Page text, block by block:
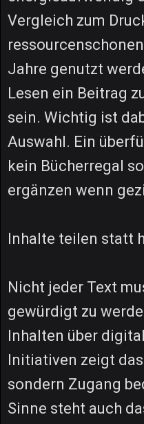
Vergleich zum
Jahre genutzt
Lesen ein Beitrag
sein. Wichtig ist
Auswahl. Ein
kein Bücherregal
ergänzen wenn
Inhalte teilen statt
Nicht jeder Text
gewürdigt zu
Inhalten über
Initiativen zeigt
sondern Zugang
Sinne steht auch